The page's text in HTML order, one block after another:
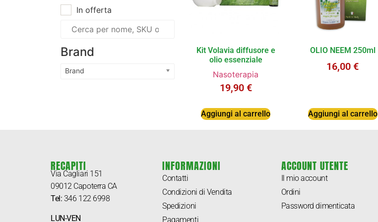
In offerta
Brand
Brand
Kit Volavia diffusore e
olio essenziale
Nasoterapia
19,90 €
Aggiungi al carrello
OLIO NEEM 250ml
16,00€
Aggiungi al carrello
RECAPITI
Via Cagliari 151
09012 Capoterra CA
Tel: 346 122 6998
LUN-VEN
INFORMAZIONI
Contatti
Condizioni di Vendita
Spedizioni
Pagamenti
ACCOUNT UTENTE
Il mio account
Ordini
Password dimenticata